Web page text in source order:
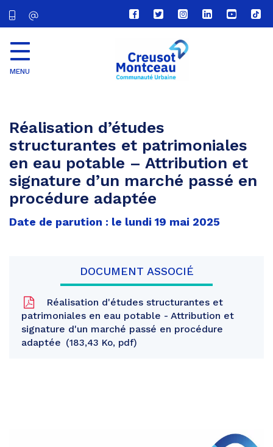
Lien
vers
compte
Facebook
Lien
vers
compte
Twitter
Lien
vers
le
compte
Lien
vers
Lien
vers
Lien
vers
MENU
Réalisation d’études
structurantes et patrimoniales
en eau potable – Attribution et
signature d’un marché passé en
procédure adaptée
Date de parution : le lundi 19 mai 2025
DOCUMENT ASSOCIÉ
Réalisation d'études structurantes et
patrimoniales en eau potable - Attribution et
signature d'un marché passé en procédure
adaptée
183,43 Ko, pdf